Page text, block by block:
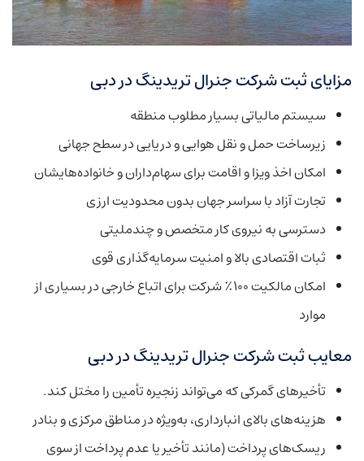
مزایای ثبت شرکت جنرال تریدینگ در دبی
سیستم مالیاتی بسیار مطلوب منطقه
زیرساخت حمل و نقل هوایی و دریایی در سطح جهانی
امکان اخذ ویزا و اقامت برای سهام‌داران و خانواده‌هایشان
تجارت آزاد با سراسر جهان بدون محدودیت ارزی
دسترسی به نیروی کار متخصص و چندملیتی
ثبات اقتصادی بالا و امنیت سرمایه‌گذاری قوی
امکان مالکیت ۱۰۰٪ شرکت برای اتباع خارجی در بسیاری از
موارد
معایب ثبت شرکت جنرال تریدینگ در دبی
تأخیرهای گمرکی که می‌تواند زنجیره تأمین را مختل کند.
هزینه‌های بالای انبارداری، به‌ویژه در مناطق مرکزی و بنادر
ریسک‌های پرداخت (مانند تأخیر یا عدم پرداخت از سوی